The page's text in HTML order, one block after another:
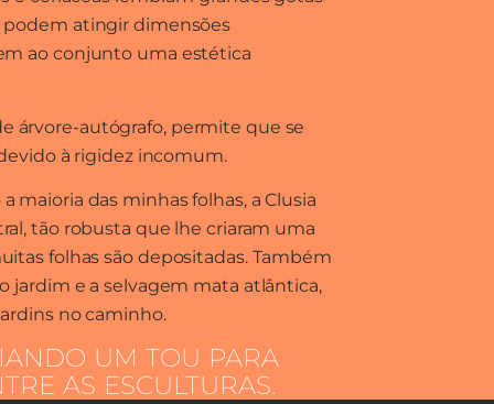
podem atingir dimensões
ao conjunto uma estética
árvore-autógrafo, permite que se
à rigidez incomum.
maioria das minhas folhas, a Clusia
tão robusta que lhe criaram uma
folhas são depositadas. Também
jardim e a selvagem mata atlântica,
no caminho.
UM TOU PARA
AS ESCULTURAS.